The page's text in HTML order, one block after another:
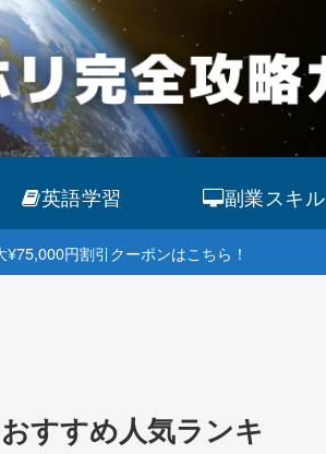
英語学習 副業スキル
円割引クーポンはこちら！
すすめ人気ランキ